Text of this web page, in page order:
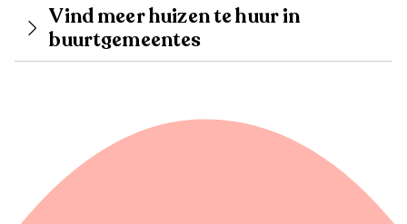
Vind meer huizen te huur in
buurtgemeentes